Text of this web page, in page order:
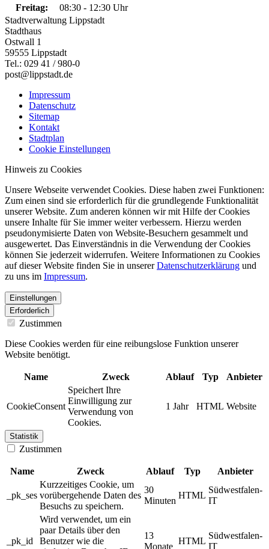
Freitag:
08:30 - 12:30 Uhr
Stadtverwaltung Lippstadt
Stadthaus
Ostwall 1
59555 Lippstadt
Tel.: 029 41 / 980-0
post@lippstadt.de
Impressum
Datenschutz
Sitemap
Kontakt
Stadtplan
Cookie Einstellungen
Hinweis zu Cookies
Unsere Webseite verwendet Cookies. Diese haben zwei Funktionen:
Zum einen sind sie erforderlich für die grundlegende Funktionalität
unserer Website. Zum anderen können wir mit Hilfe der Cookies
unsere Inhalte für Sie immer weiter verbessern. Hierzu werden
pseudonymisierte Daten von Website-Besuchern gesammelt und
ausgewertet. Das Einverständnis in die Verwendung der Cookies
können Sie jederzeit widerrufen. Weitere Informationen zu Cookies
auf dieser Website finden Sie in unsererDatenschutzerklärung und
zu uns im Impressum.
Einstellungen
Erforderlich
Zustimmen
Diese Cookies werden für eine reibungslose Funktion unserer
Website benötigt.
Name Zweck Ablauf Typ Anbieter
CookieConsent
Speichert Ihre
Einwilligung zur
Verwendung von
Cookies.
1 Jahr HTML Website
Statistik
Zustimmen
Name Zweck Ablauf Typ Anbieter
_pk_ses
Kurzzeitiges Cookie, um
vorübergehende Daten des
Besuchs zu speichern.
30
Minuten
HTML
Südwestfalen-
IT
_pk_id
Wird verwendet, um ein
paar Details über den
Benutzer wie die
13
Monate
HTML
Südwestfalen-
IT